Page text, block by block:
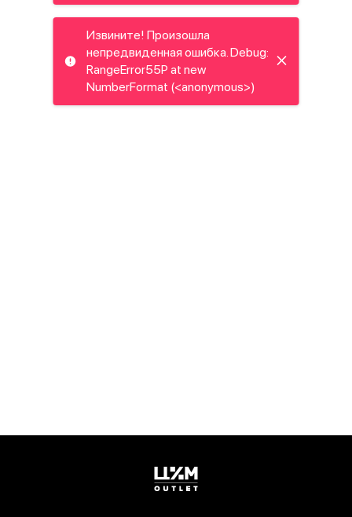
Извините! Произошла
непредвиденная ошибка. Debug:
RangeError55P at new
NumberFormat (<anonymous>)